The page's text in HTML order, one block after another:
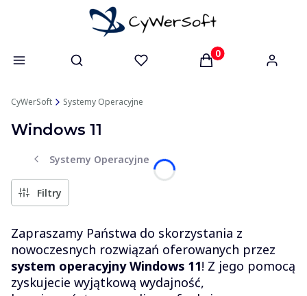
Otwórz wyszukiwarkę Produkty w
CyWerSoft Systemy Operacyjne
Windows 11
Systemy Operacyjne
Filtry
Zapraszamy Państwa do skorzystania z
nowoczesnych rozwiązań oferowanych przez
system operacyjny Windows 11! Z jego pomocą
zyskujecie wyjątkową wydajność,